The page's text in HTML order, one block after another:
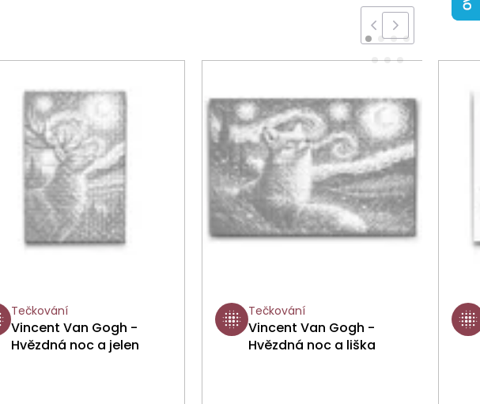
Tečkování
Vincent Van Gogh -
Hvězdná noc a jelen
Tečkování
Vincent Van Gogh -
Hvězdná noc a liška